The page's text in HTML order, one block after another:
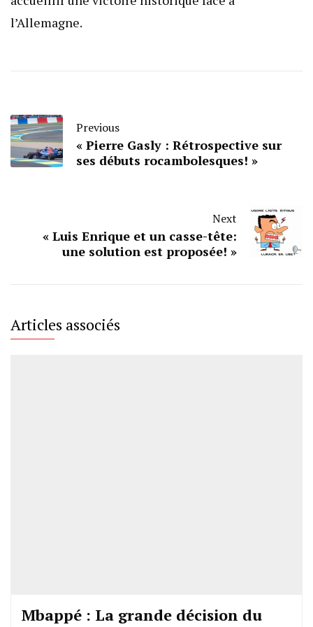
l’Allemagne.
Previous
« Pierre Gasly : Rétrospective sur
ses débuts rocambolesques! »
Next
« Luis Enrique et un casse-tête:
une solution est proposée! »
Articles associés
Mbappé : La grande décision du